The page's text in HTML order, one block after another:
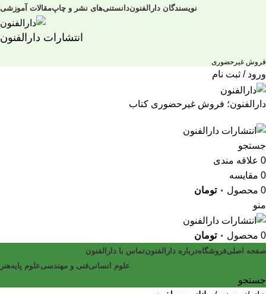
نویسندگان دارالفنوندانستنی‌های نشر و چاپمقالات آموزشی
انتشارات دارالفنون
فروش غیرحضوری
ورود / ثبت نام
دارالفنون؛ فروش غیرحضوری کتاب
جستجو
0 علاقه مندی
0 مقایسه
0 محصول ۰ تومان
منو
0 محصول ۰ تومان
صفحه اصلیفروشگاهدرباره دارالفنونتماس با دارالفنون
علوم انسانیفنی و مهندسیعلوم پایههنر
جستجو